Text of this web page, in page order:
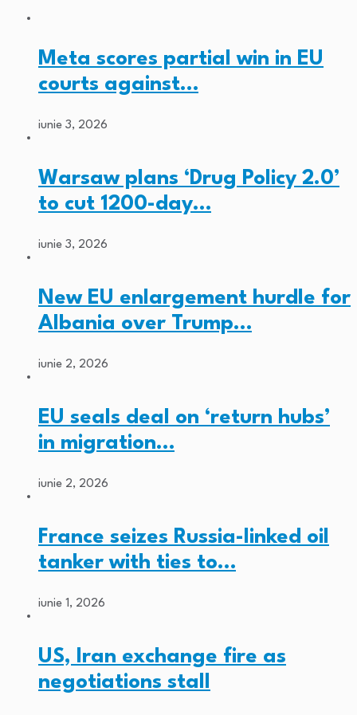
Meta scores partial win in EU
courts against…
iunie 3, 2026
Warsaw plans ‘Drug Policy 2.0’
to cut 1200-day…
iunie 3, 2026
New EU enlargement hurdle for
Albania over Trump…
iunie 2, 2026
EU seals deal on ‘return hubs’
in migration…
iunie 2, 2026
France seizes Russia-linked oil
tanker with ties to…
iunie 1, 2026
US, Iran exchange fire as
negotiations stall